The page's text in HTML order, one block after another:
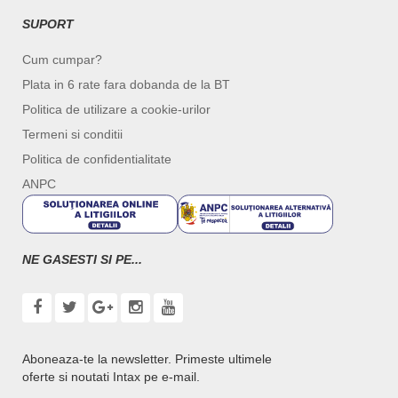
SUPORT
Cum cumpar?
Plata in 6 rate fara dobanda de la BT
Politica de utilizare a cookie-urilor
Termeni si conditii
Politica de confidentialitate
ANPC
NE GASESTI SI PE...
Aboneaza-te la newsletter. Primeste ultimele
oferte si noutati Intax pe e-mail.